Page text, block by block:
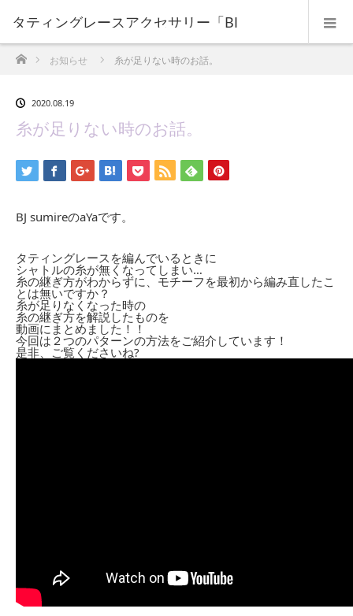
タティングレースアクセサリー「BJ
sumire」-教室レッスン・イベント情報など
ホームお知らせ 糸が足りない時のお話。
2020.08.19
糸が足りない時のお話。
BJ sumireのaYaです。
タティングレースを編んでいるときに
シャトルの糸が無くなってしまい…
糸の継ぎ方がわからずに、モチーフを最初から編み直したこ
とは無いですか？
糸が足りなくなった時の
糸の継ぎ方を解説したものを
動画にまとめました！！
今回は２つのパターンの方法をご紹介しています！
是非、ご覧くださいね?